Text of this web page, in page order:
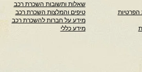
הפרטיות
שאלות ותשובות השכרת רכב
טיפים והמלצות השכרת רכב
מידע על חברות להשכרת רכב
מידע כללי